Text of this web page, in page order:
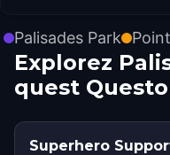
Palisades Park
Explorez
quest Questo
Superhero